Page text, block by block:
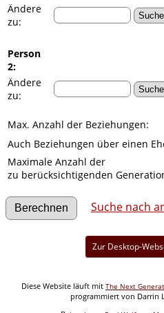
Ändere
zu:
Person
2:
Ändere
zu:
Max. Anzahl der Beziehungen:
Auch Beziehungen über einen
Maximale Anzahl der
zu berücksichtigenden
Suche nach
Zur Desktop-
Diese Website läuft mit The Next
programmiert von Darrin